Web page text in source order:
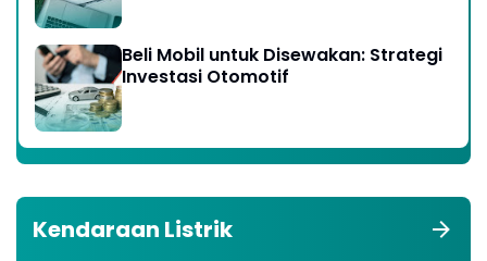
Beli Mobil untuk Disewakan: Strategi
Investasi Otomotif
Kendaraan Listrik